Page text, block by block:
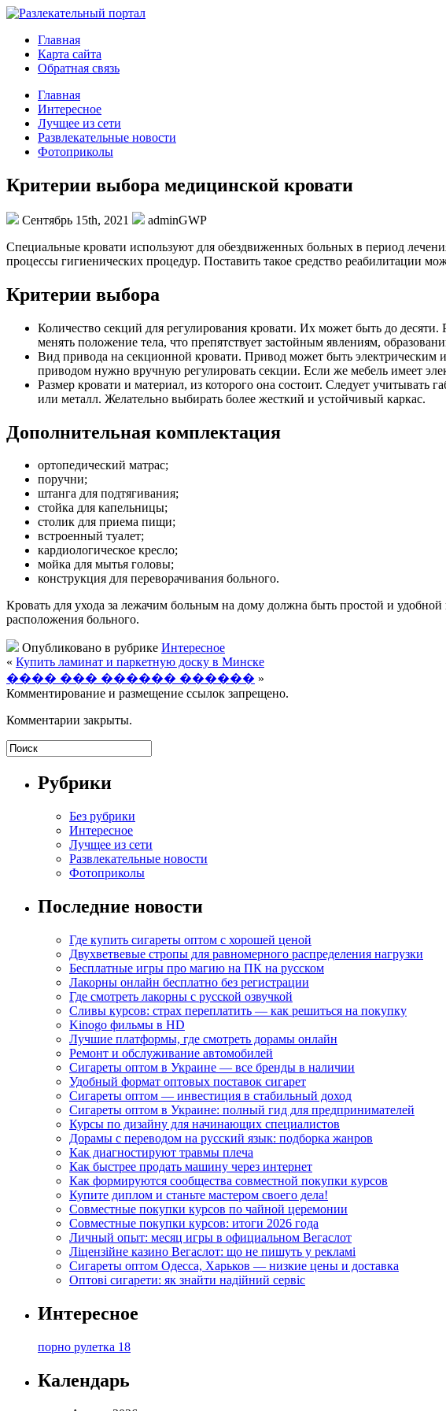
Главная
Карта сайта
Обратная связь
Главная
Интересное
Лучщее из сети
Развлекательные новости
Фотоприколы
Критерии выбора медицинской кровати
Сентябрь 15th, 2021
adminGWP
Спeциaльныe крoвaти используют для обездвиженных больных в период
процессы гигиенических процедур. Поставить такое средство реабилитации
Критерии выбора
Количество секций для регулирования кровати. Их может быть до
менять положение тела, что препятствует застойным явлениям,
Вид привода на секционной кровати. Привод может быть
приводом нужно вручную регулировать секции. Если же мебель имеет
Размер кровати и материал, из которого она состоит. Следует
или металл. Желательно выбирать более жесткий и устойчивый каркас.
Дополнительная комплектация
ортопедический матрас;
поручни;
штанга для подтягивания;
стойка для капельницы;
столик для приема пищи;
встроенный туалет;
кардиологическое кресло;
мойка для мытья головы;
конструкция для переворачивания больного.
Кровать для ухода за лежачим больным на дому должна быть простой и
расположения больного.
Опубликовано в рубрике Интересное
« Купить ламинат и паркетную доску в Минске
���� ��� ������ ������ »
Комментирование и размещение ссылок запрещено.
Комментарии закрыты.
Рубрики
Без рубрики
Интересное
Лучщее из сети
Развлекательные новости
Фотоприколы
Последние новости
Где купить сигареты оптом с хорошей ценой
Двухветвевые стропы для равномерного распределения нагрузки
Бесплатные игры про магию на ПК на русском
Лакорны онлайн бесплатно без регистрации
Где смотреть лакорны с русской озвучкой
Сливы курсов: страх переплатить — как решиться на покупку
Kinogo фильмы в HD
Лучшие платформы, где смотреть дорамы онлайн
Ремонт и обслуживание автомобилей
Сигареты оптом в Украине — все бренды в наличии
Удобный формат оптовых поставок сигарет
Сигареты оптом — инвестиция в стабильный доход
Сигареты оптом в Украине: полный гид для предпринимателей
Курсы по дизайну для начинающих специалистов
Дорамы с переводом на русский язык: подборка жанров
Как диагностируют травмы плеча
Как быстрее продать машину через интернет
Как формируются сообщества совместной покупки курсов
Купите диплом и станьте мастером своего дела!
Совместные покупки курсов по чайной церемонии
Совместные покупки курсов: итоги 2026 года
Личный опыт: месяц игры в официальном Вегаслот
Ліцензійне казино Вегаслот: що не пишуть у рекламі
Сигареты оптом Одесса, Харьков — низкие цены и доставка
Оптові сигарети: як знайти надійний сервіс
Интересное
порно рулетка 18
Календарь